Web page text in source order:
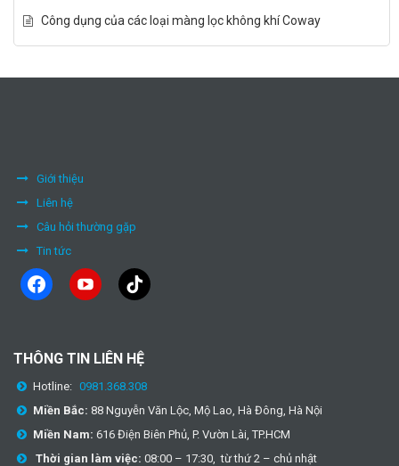
Công dụng của các loại màng lọc không khí Coway
Giới thiệu
Liên hệ
Câu hỏi thường gặp
Tin tức
facebook youtube tiktok
THÔNG TIN LIÊN HỆ
Hotline: 0981.368.308
Miền Bắc: 88 Nguyễn Văn Lộc, Mộ Lao, Hà Đông, Hà Nội
Miền Nam: 616 Điện Biên Phủ, P. Vườn Lài, TP.HCM
Thời gian làm việc: 08:00 – 17:30, từ thứ 2 – chủ nhật